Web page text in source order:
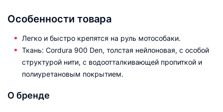
Особенности товара
Легко и быстро крепятся на руль мотособаки.
Ткань: Cordura 900 Den, толстая нейлоновая, с особой
структурой нити, с водоотталкивающей пропиткой и
полиуретановым покрытием.
О бренде